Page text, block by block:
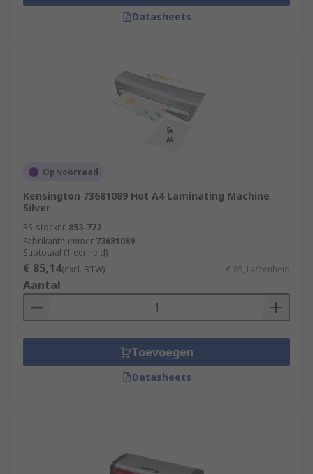
Datasheets
Op voorraad
Kensington 73681089 Hot A4 Laminating Machine
Silver
RS-stocknr. 853-722
Fabrikantnummer 73681089
Subtotaal (1 eenheid)
€ 85,14(excl. BTW) € 85,14/eenheid
Aantal
Toevoegen
Datasheets